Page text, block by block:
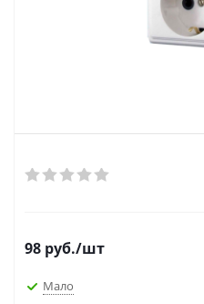
98 руб./шт
Мало